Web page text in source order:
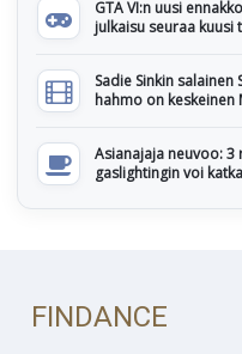
GTA VI:n uusi
julkaisu seuraa
Sadie Sinkin
hahmo on keskeinen
Asianajaja neuvoo:
gaslightingin voi
FINDANCE